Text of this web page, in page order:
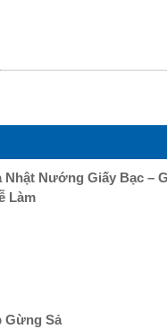
Nhật Nướng Giấy Bạc –
Làm
Gừng Sả